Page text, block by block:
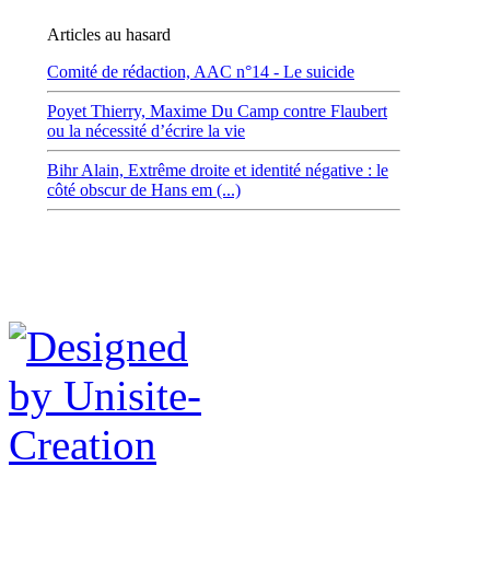
Articles au hasard
Comité de rédaction, AAC n°14 - Le suicide
Poyet Thierry, Maxime Du Camp contre Flaubert
ou la nécessité d’écrire la vie
Bihr Alain, Extrême droite et identité négative : le
côté obscur de Hans em (...)